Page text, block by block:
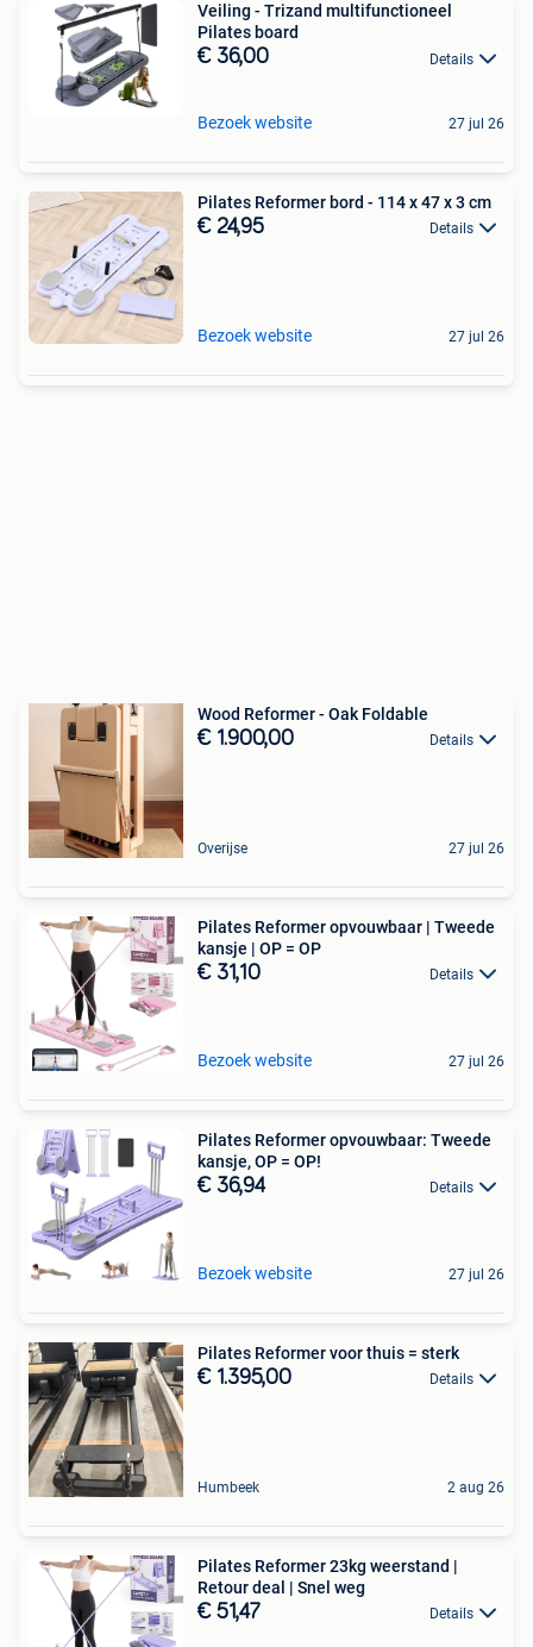
Veiling - Trizand multifunctioneel
Pilates board
€ 36,00 Details
Bezoek website 27 jul 26
Pilates Reformer bord - 114 x 47 x 3 cm
€ 24,95 Details
Bezoek website 27 jul 26
Wood Reformer - Oak Foldable
€ 1.900,00 Details
Overijse 27 jul 26
Pilates Reformer opvouwbaar | Tweede
kansje | OP = OP
€ 31,10 Details
Bezoek website 27 jul 26
Pilates Reformer opvouwbaar: Tweede
kansje, OP = OP!
€ 36,94 Details
Bezoek website 27 jul 26
Pilates Reformer voor thuis = sterk
€ 1.395,00 Details
Humbeek 2 aug 26
Pilates Reformer 23kg weerstand |
Retour deal | Snel weg
€ 51,47 Details